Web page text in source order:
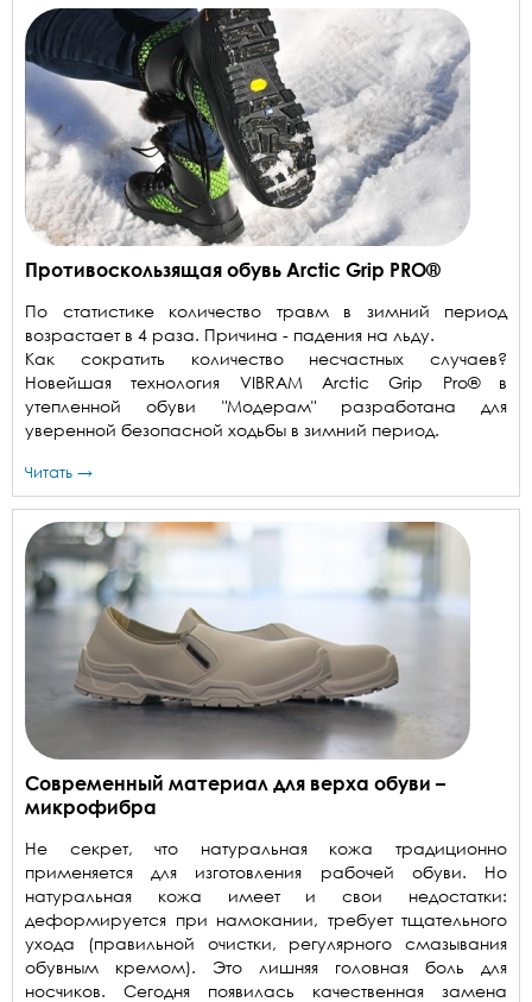
Противоскользящая обувь Arctic Grip PRO®
По статистике количество травм в зимний период
возрастает в 4 раза. Причина - падения на льду.
Как сократить количество несчастных случаев?
Новейшая технология VIBRAM Arctic Grip Pro® в
утепленной обуви "Модерам" разработана для
уверенной безопасной ходьбы в зимний период.
Читать →
Современный материал для верха обуви –
микрофибра
Не секрет, что натуральная кожа традиционно
применяется для изготовления рабочей обуви. Но
натуральная кожа имеет и свои недостатки:
деформируется при намокании, требует тщательного
ухода (правильной очистки, регулярного смазывания
обувным кремом). Это лишняя головная боль для
носчиков. Сегодня появилась качественная замена